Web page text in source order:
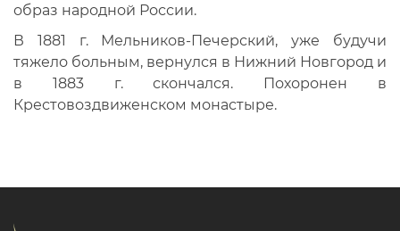
образ народной России.
В 1881 г. Мельников-Печерский, уже будучи
тяжело больным, вернулся в Нижний Новгород и
в 1883 г. скончался. Похоронен в
Крестовоздвиженском монастыре.